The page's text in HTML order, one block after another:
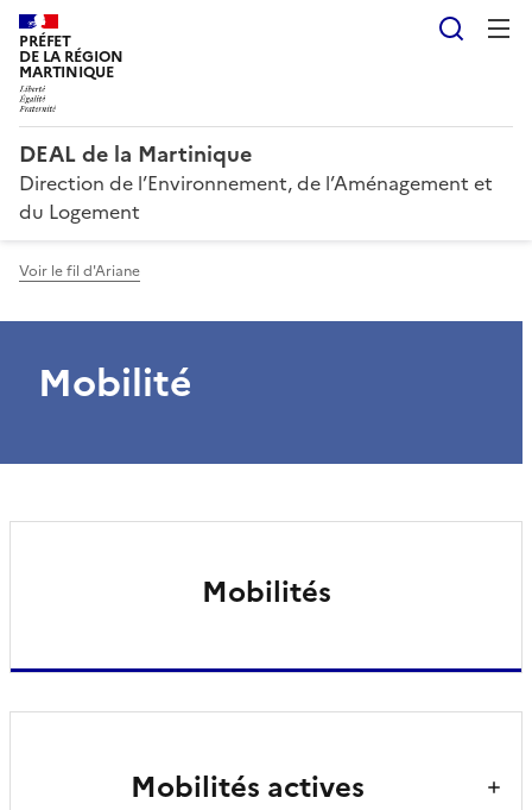
PRÉFET
DE LA RÉGION
MARTINIQUE
DEAL de la Martinique
Direction de l’Environnement, de l’Aménagement et
du Logement
Voir le fil d'Ariane
Mobilité
Mobilités
Mobilités actives